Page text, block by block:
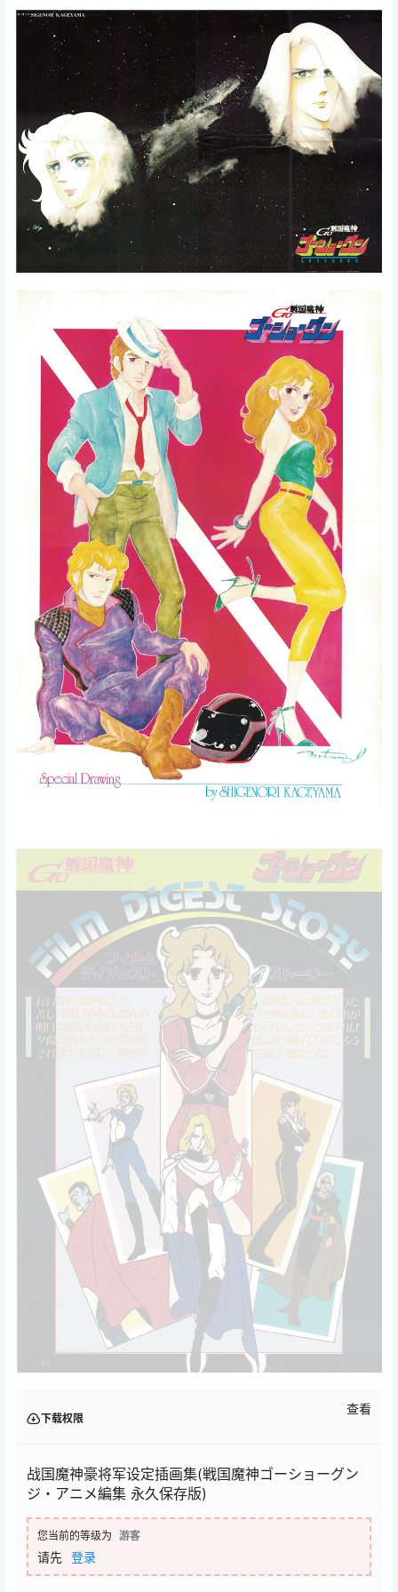
下载权限
查看
战国魔神豪将军设定插画集(戦国魔神ゴーショーグン
ジ・アニメ編集 永久保存版)
您当前的等级为 游客
请先 登录